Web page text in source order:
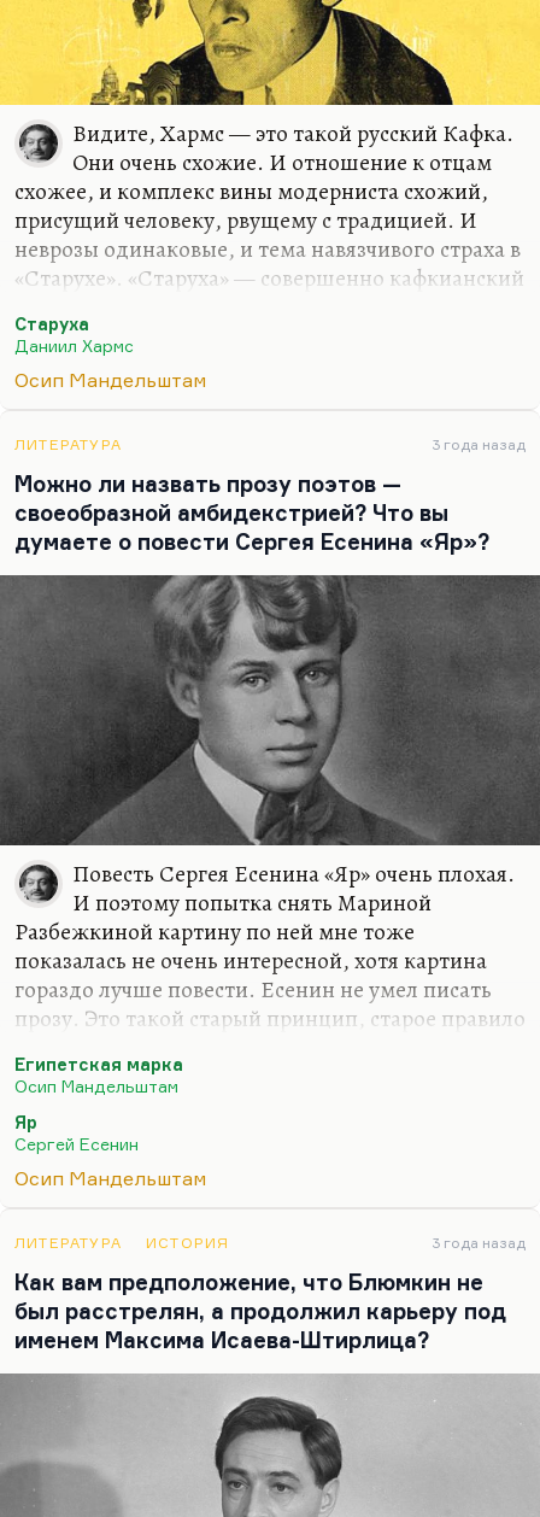
Видите, Хармс — это такой русский Кафка.
Они очень схожие. И отношение к отцам
схожее, и комплекс вины модерниста схожий,
присущий человеку, рвущему с традицией. И
неврозы одинаковые, и тема навязчивого страха в
«Старухе». «Старуха» — совершенно кафкианский
может быть, за счет душевной болезни, которую
он сознавал. Ключевое слово — вырождение,
потому что Шварц со своей обычной жестокой,
Хармса не было детей, дети были бы уже совсем
безумные.»
Если знать биографию Ивана Ювачева,
хармсовского отца, то многое в Хармсе
становится понятнее. А сейчас его сочинения,
дневники начали издавать…
Старуха
Даниил Хармс
Осип Мандельштам
ЛИТЕРАТУРА 3 года назад
Можно ли назвать прозу поэтов —
своеобразной амбидекстрией? Что вы
думаете о повести Сергея Есенина «Яр»?
Повесть Сергея Есенина «Яр» очень плохая.
И поэтому попытка снять Мариной
Разбежкиной картину по ней мне тоже
показалась не очень интересной, хотя картина
гораздо лучше повести. Есенин не умел писать
прозу. Это такой старый принцип, старое правило
есть замечательные письма. У него есть очень
хороший очерк «Железный Миргород». Но он,
как и Маяковский, большую прозу писать
совершенно не мог. Маяковский это честно
осознавал и отделывался такими
открытие Америки». Маяковский, кстати,
действительно был левша, поэтому ему и языки
не давались. Есть, говорят, такая связь. А что
касается амбидекстрии такой:…
Египетская марка
Осип Мандельштам
Яр
Сергей Есенин
Осип Мандельштам
ЛИТЕРАТУРА ИСТОРИЯ 3 года назад
Как вам предположение, что Блюмкин не
был расстрелян, а продолжил карьеру под
именем Максима Исаева-Штирлица?